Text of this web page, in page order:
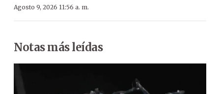
Agosto 9, 2026 11:56 a. m.
Notas más leídas